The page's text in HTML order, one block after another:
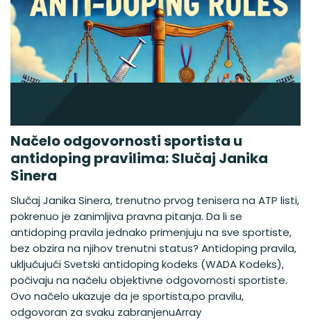
Načelo odgovornosti sportista u
antidoping pravilima: Slučaj Janika
Sinera
Slučaj Janika Sinera, trenutno prvog tenisera na ATP listi,
pokrenuo je zanimljiva pravna pitanja. Da li se
antidoping pravila jednako primenjuju na sve sportiste,
bez obzira na njihov trenutni status? Antidoping pravila,
uključujući Svetski antidoping kodeks (WADA Kodeks),
počivaju na načelu objektivne odgovornosti sportiste.
Ovo načelo ukazuje da je sportista,po pravilu,
odgovoran za svaku zabranjenuArray